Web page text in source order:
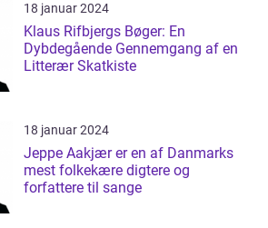
18 januar 2024
Klaus Rifbjergs Bøger: En
Dybdegående Gennemgang af en
Litterær Skatkiste
18 januar 2024
Jeppe Aakjær er en af Danmarks
mest folkekære digtere og
forfattere til sange